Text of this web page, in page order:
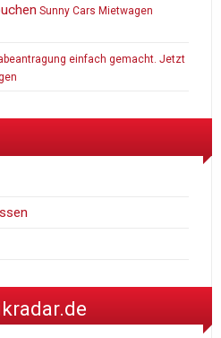
Sunny Cars Mietwagen
einfach gemacht. Jetzt